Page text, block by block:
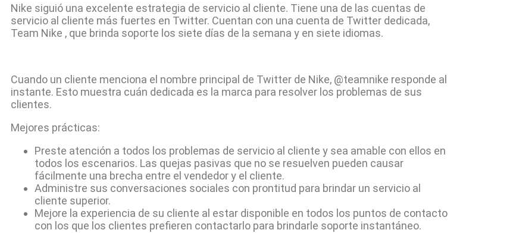
Nike siguió una excelente estrategia de servicio al cliente. Tiene una de las cuentas de
servicio al cliente más fuertes en Twitter. Cuentan con una cuenta de Twitter dedicada,
Team Nike , que brinda soporte los siete días de la semana y en siete idiomas.
Cuando un cliente menciona el nombre principal de Twitter de Nike, @teamnike responde al
instante. Esto muestra cuán dedicada es la marca para resolver los problemas de sus
clientes.
Mejores prácticas:
Preste atención a todos los problemas de servicio al cliente y sea amable con ellos en
todos los escenarios. Las quejas pasivas que no se resuelven pueden causar
fácilmente una brecha entre el vendedor y el cliente.
Administre sus conversaciones sociales con prontitud para brindar un servicio al
cliente superior.
Mejore la experiencia de su cliente al estar disponible en todos los puntos de contacto
con los que los clientes prefieren contactarlo para brindarle soporte instantáneo.